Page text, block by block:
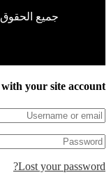
جميع الحقوق
with your site
Lost your